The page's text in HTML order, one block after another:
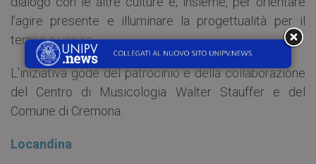
l’agire presente e illuminare la progettualità per il
tempo a venire.
L’iniziativa gode del patrocinio e della collaborazione
del Centro di Musicologia Walter Stauffer e del
Comune di Cremona.
Locandina